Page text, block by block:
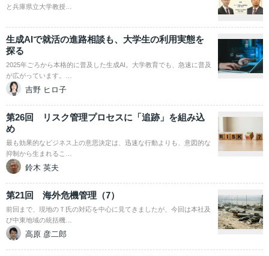
と兵庫県立大学教授…
生成AIで就活の進路相談も、大学生の利用実態を
探る
2025年ごろから本格的に普及した生成AI。大学教育でも、急速に普及
が広がっています。…
吉野 ヒロ子
第26回 リスク管理プロセスに「追跡」を組み込
め
最も効果的なビジネス上の意思決定は、迅速な行動よりも、意図的な
抑制から生まれるこ…
鈴木 英夫
第21回 海外危機管理（7）
前回まで、現地のＴ氏の対応を中心に見てきましたが、今回は本社及
び中東地域の統括機…
高原 彦二郎